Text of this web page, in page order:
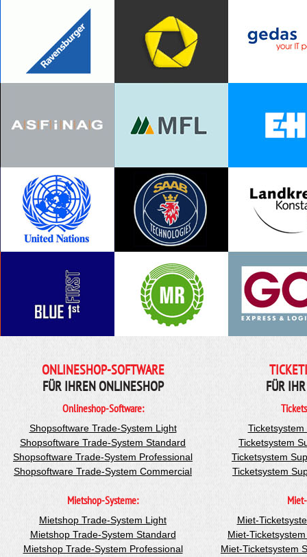
ONLINESHOP-SOFTWARE
FÜR IHREN ONLINESHOP
Onlineshop-Software:
Shopsoftware Trade-System Light
Shopsoftware Trade-System Standard
Shopsoftware Trade-System Professional
Shopsoftware Trade-System Commercial
Mietshop-Systeme:
Mietshop Trade-System Light
Mietshop Trade-System Standard
Mietshop Trade-System Professional
FÜR
Ticketsystem
Ticketsystem
Ticketsystem
Miet-
Miet-
Miet-Ticketsystem